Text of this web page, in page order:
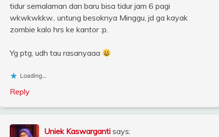
tidur semalaman dan baru bisa tidur jam 6 pagi
wkwkwkkw.. untung besoknya Minggu, jd ga kayak
zombie kalo hrs ke kantor :p.
Yg ptg, udh tau rasanyaaa
Loading...
Reply
Uniek Kaswarganti says: